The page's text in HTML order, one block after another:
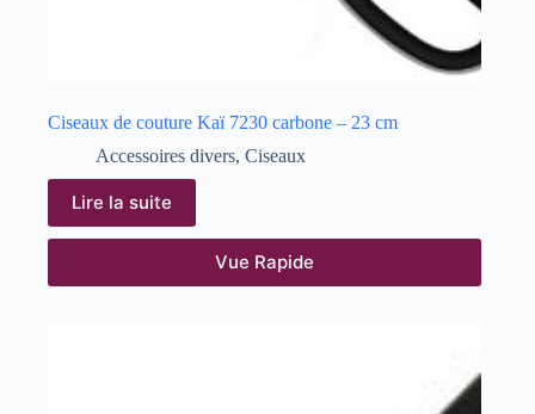
Ciseaux de couture Kaï 7230 carbone – 23 cm
Accessoires divers, Ciseaux
Lire la suite
Vue Rapide